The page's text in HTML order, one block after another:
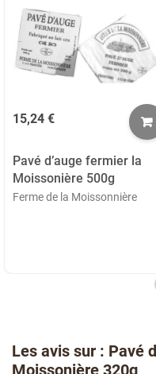
15,24 €
Pavé d’auge fermier la
Moissonière 500g
Ferme de la Moissonnière
Les avis sur : Pavé